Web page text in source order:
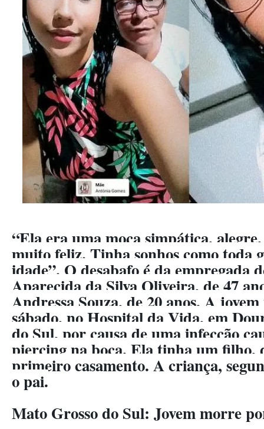
“Ela era uma moça simpática,
muito feliz. Tinha sonhos como toda
idade”. O desabafo é da empregada
Aparecida da Silva Oliveira, de 47
Andressa Souza, de 20 anos. A
sábado, no Hospital da Vida, em
do Sul, por causa de uma infecção
piercing na boca. Ela tinha um filho,
primeiro casamento. A criança,
o pai.
Mato Grosso do Sul: Jovem morre